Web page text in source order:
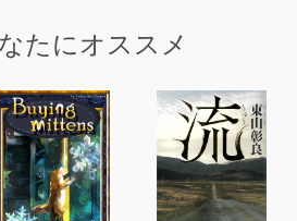
楽しくも他愛のない、夏至の夜の
ェイクスピア物語』をもとに、シ
ある台詞を加え、再編集していま
たにオススメ